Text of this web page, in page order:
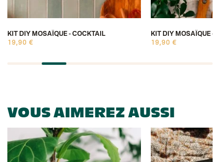
KIT DIY MOSAÏQUE - COCKTAIL
19,90 €
KIT DIY MOSAÏQUE -
19,90 €
VOUS AIMEREZ AUSSI